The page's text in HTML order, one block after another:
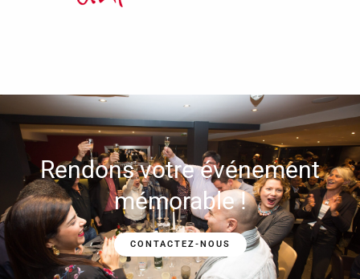
Rendons votre événement
mémorable !
CONTACTEZ-NOUS